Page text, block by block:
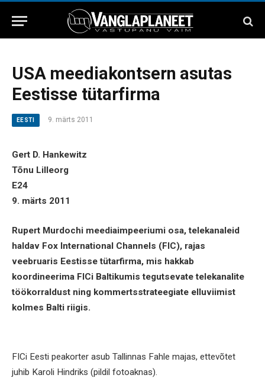
USA meediakontsern asutas
Eestisse tütarfirma
EESTI 9. märts 2011
Gert D. Hankewitz
Tõnu Lilleorg
E24
9. märts 2011
Rupert Murdochi meediaimpeeriumi osa, telekanaleid
haldav Fox International Channels (FIC), rajas
veebruaris Eestisse tütarfirma, mis hakkab
koordineerima FICi Baltikumis tegutsevate telekanalite
töökorraldust ning kommertsstrateegiate elluviimist
kolmes Balti riigis.
FICi Eesti peakorter asub Tallinnas Fahle majas, ettevõtet
juhib Karoli Hindriks (pildil fotoaknas).